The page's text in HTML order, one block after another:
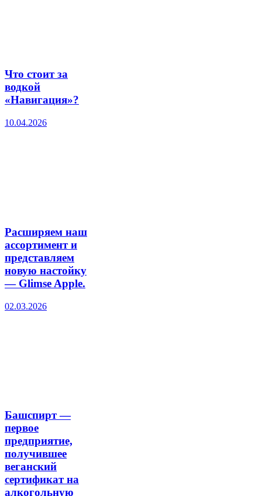
Что стоит за
водкой
«Навигация»?
10.04.2026
Расширяем наш
ассортимент и
представляем
новую настойку
— Glimse Apple.
02.03.2026
Башспирт —
первое
предприятие,
получившее
веганский
сертификат на
алкогольную